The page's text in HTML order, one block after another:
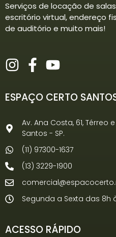
Serviços de locação de
escritório virtual, endereço
de auditório e muito mais!
ESPAÇO CERTO
Av. Ana Costa, 61, Térreo
Santos - SP.
(11) 97300-1637
(13) 3229-1900
Segunda a Sexta das 8h
ACESSO RÁPIDO